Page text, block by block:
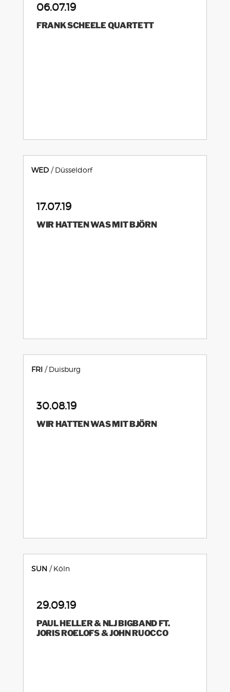
06.07.19
FRANK SCHEELE QUARTETT
WED Düsseldorf
17.07.19
WIR HATTEN WAS MIT BJÖRN
FRI Duisburg
30.08.19
WIR HATTEN WAS MIT BJÖRN
SUN Köln
29.09.19
PAUL HELLER & NLJ BIGBAND FT.
JORIS ROELOFS & JOHN RUOCCO